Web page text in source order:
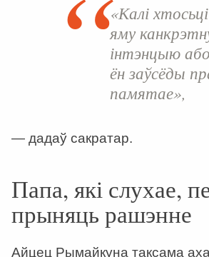
«Калі
яму
інтэнцыю
ён заўсёды
памятае»,
— дадаў сакратар.
Папа, які слухае,
прыняць рашэнне
Айцец Рымайкуна таксама